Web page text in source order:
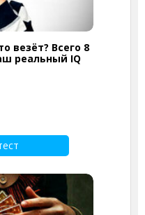
везёт? Всего 8
реальный IQ